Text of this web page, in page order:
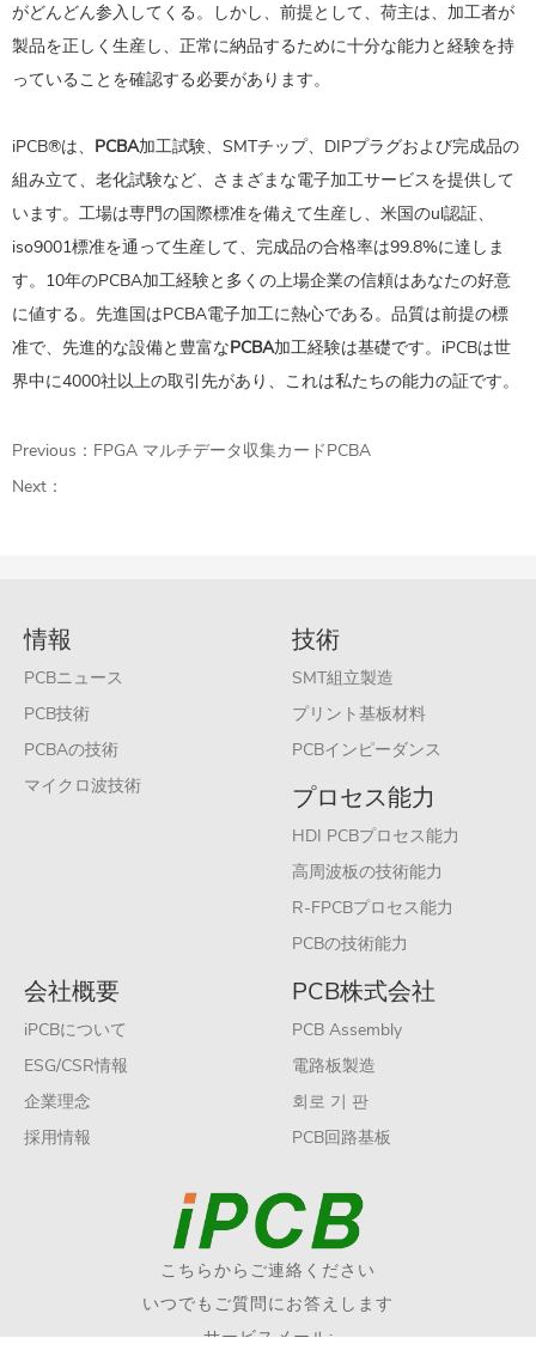
がどんどん参入してくる。しかし、前提として、荷主は、加工者が
製品を正しく生産し、正常に納品するために十分な能力と経験を持
っていることを確認する必要があります。
iPCB®は、 PCBA加工試験、SMTチップ、DIPプラグおよび完成品の
組み立て、老化試験など、さまざまな電子加工サービスを提供して
います。工場は専門の国際標准を備えて生産し、米国のul認証、
iso9001標准を通って生産して、完成品の合格率は99.8%に達しま
す。10年のPCBA加工経験と多くの上場企業の信頼はあなたの好意
に値する。先進国はPCBA電子加工に熱心である。品質は前提の標
准で、先進的な設備と豊富なPCBA加工経験は基礎です。iPCBは世
界中に4000社以上の取引先があり、これは私たちの能力の証です。
Previous： FPGA マルチデータ収集カードPCBA
Next：
情報
PCBニュース
PCB技術
PCBAの技術
マイクロ波技術
技術
SMT組立製造
プリント基板材料
PCBインピーダンス
プロセス能力
HDI PCBプロセス能力
高周波板の技術能力
R-FPCBプロセス能力
PCBの技術能力
会社概要
iPCBについて
ESG/CSR情報
企業理念
採用情報
PCB株式会社
PCB Assembly
電路板製造
회로 기 판
PCB回路基板
こちらからご連絡ください
いつでもご質問にお答えします
サービスメール: